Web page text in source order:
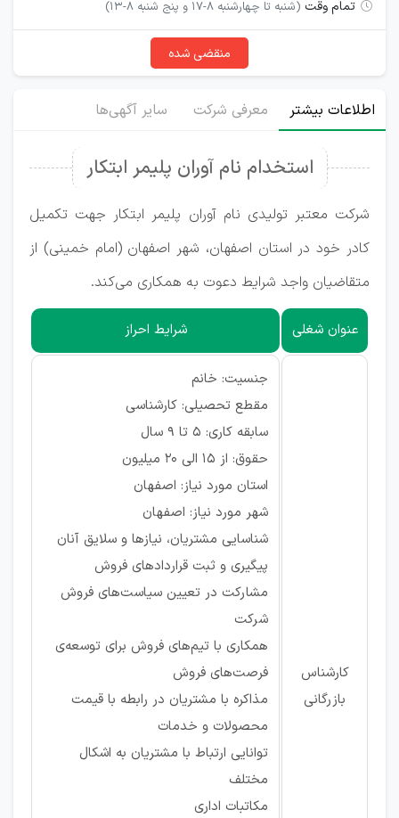
تمام وقت (شنبه تا چهارشنبه 8-17 و پنج شنبه 8-13)
منقضی شده
اطلاعات بیشتر معرفی شرکت سایر آگهی‌ها
استخدام نام آوران پلیمر ابتکار
شرکت معتبر تولیدی نام آوران پلیمر ابتکار جهت تکمیل
کادر خود در استان اصفهان، شهر اصفهان (امام خمینی) از
متقاضیان واجد شرایط دعوت به همکاری می‌کند.
عنوان شغلی شرایط احراز
کارشناس
بازرگانی
جنسیت: خانم
مقطع تحصیلی: کارشناسی
سابقه کاری: ۵ تا ۹ سال
حقوق: از ۱۵ الی ۲۰ میلیون
استان مورد نیاز: اصفهان
شهر مورد نیاز: اصفهان
شناسایی مشتریان، نیازها و سلایق آنان
پیگیری و ثبت قراردادهای فروش
مشارکت در تعیین سیاست‌های فروش
شرکت
همکاری با تیم‌های فروش برای توسعه‌ی
فرصت‌های فروش
مذاکره با مشتریان در رابطه با قیمت
محصولات و خدمات
توانایی ارتباط با مشتریان به اشکال
مختلف
مکاتبات اداری